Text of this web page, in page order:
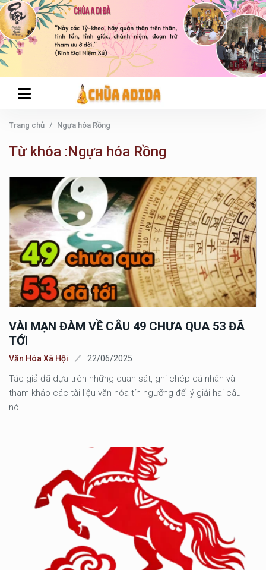
Trang chủ Ngựa hóa Rồng
Từ khóa :Ngựa hóa Rồng
VÀI MẠN ĐÀM VỀ CÂU 49 CHƯA QUA 53 ĐÃ
TỚI
Văn Hóa Xã Hội 22/06/2025
Tác giả đã dựa trên những quan sát, ghi chép cá nhân và
tham khảo các tài liệu văn hóa tín ngưỡng để lý giải hai câu
nói...